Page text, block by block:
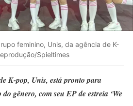
feminino, Unis, da agência de K-
Spieltimes
K-pop, Unis, está pronto para
gênero, com seu EP de estreia ‘We